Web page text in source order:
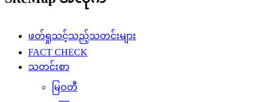
ဖတ်ရှုသင့်သည့်သတင်းများ
FACT CHECK
သတင်းစာ
မြဝတီ